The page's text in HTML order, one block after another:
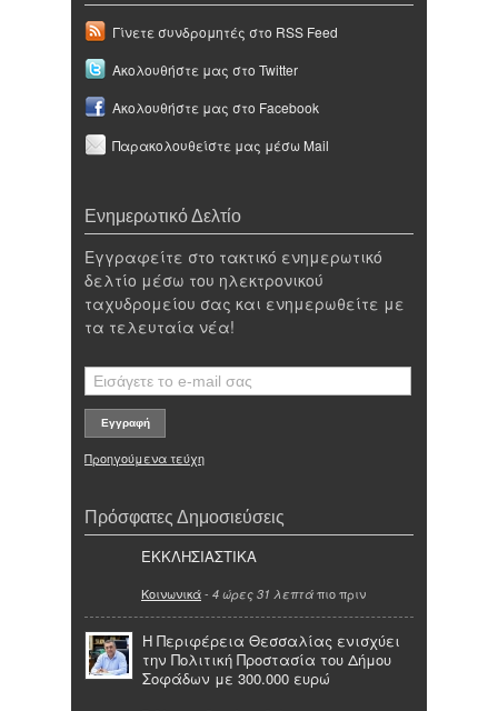
Γίνετε συνδρομητές στο RSS Feed
Ακολουθήστε μας στο Twitter
Ακολουθήστε μας στο Facebook
Παρακολουθείστε μας μέσω Mail
Ενημερωτικό Δελτίο
Εγγραφείτε στο τακτικό ενημερωτικό
δελτίο μέσω του ηλεκτρονικού
ταχυδρομείου σας και ενημερωθείτε με
τα τελευταία νέα!
Προηγούμενα τεύχη
Πρόσφατες Δημοσιεύσεις
ΕΚΚΛΗΣΙΑΣΤΙΚΑ
Κοινωνικά- 4 ώρες 31 λεπτά πιο πριν
Η Περιφέρεια Θεσσαλίας ενισχύει
την Πολιτική Προστασία του Δήμου
Σοφάδων με 300.000 ευρώ